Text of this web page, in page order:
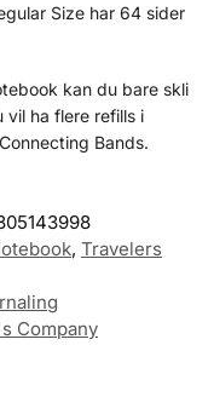
Size har 64 sider
kan du bare skli
vil ha flere refills i
Bands.
, Travelers
Company